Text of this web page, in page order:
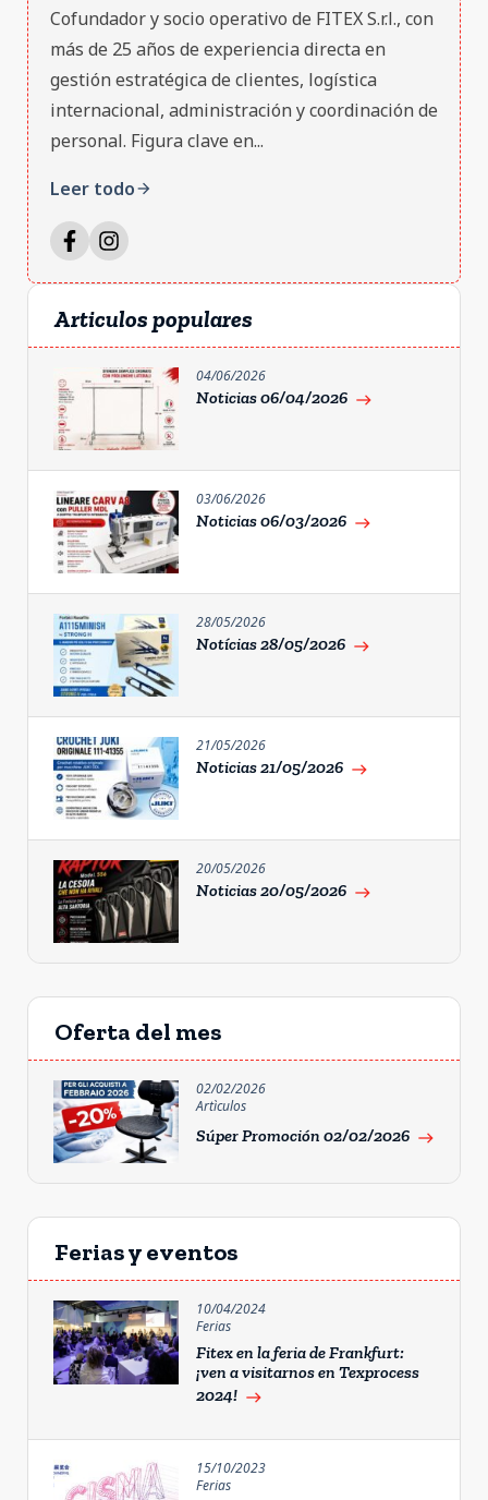
Cofundador y socio operativo de FITEX S.r.l., con
más de 25 años de experiencia directa en
gestión estratégica de clientes, logística
internacional, administración y coordinación de
personal. Figura clave en...
Leer todoarrow_forward
Articulos populares
04/06/2026
Noticias 06/04/2026 east
03/06/2026
Noticias 06/03/2026 east
28/05/2026
Notícias 28/05/2026 east
21/05/2026
Noticias 21/05/2026 east
20/05/2026
Noticias 20/05/2026 east
Oferta del mes
02/02/2026
Artìculos
Súper Promoción 02/02/2026 east
Ferias y eventos
10/04/2024
Ferias
Fitex en la feria de Frankfurt:
¡ven a visitarnos en Texprocess
2024! east
15/10/2023
Ferias